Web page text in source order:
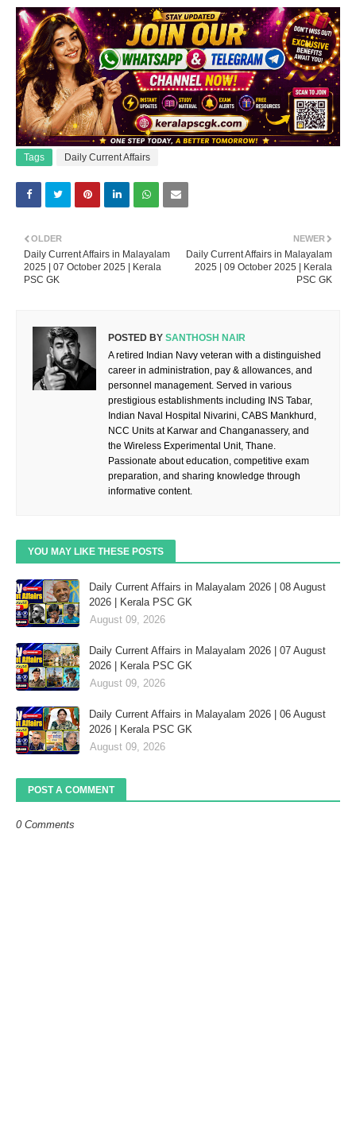
Tags Daily Current Affairs
NEWER
Daily Current Affairs in Malayalam
2025 | 09 October 2025 | Kerala
PSC GK
OLDER
Daily Current Affairs in Malayalam
2025 | 07 October 2025 | Kerala
PSC GK
POSTED BY SANTHOSH NAIR
A retired Indian Navy veteran with a distinguished
career in administration, pay & allowances, and
personnel management. Served in various
prestigious establishments including INS Tabar,
Indian Naval Hospital Nivarini, CABS Mankhurd,
NCC Units at Karwar and Changanassery, and
the Wireless Experimental Unit, Thane.
Passionate about education, competitive exam
preparation, and sharing knowledge through
informative content.
YOU MAY LIKE THESE POSTS
Daily Current Affairs in Malayalam 2026 | 08 August
2026 | Kerala PSC GK
August 09, 2026
Daily Current Affairs in Malayalam 2026 | 07 August
2026 | Kerala PSC GK
August 09, 2026
Daily Current Affairs in Malayalam 2026 | 06 August
2026 | Kerala PSC GK
August 09, 2026
POST A COMMENT
0 Comments